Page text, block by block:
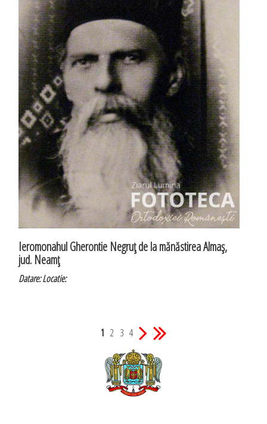
Ieromonahul Gherontie Negruţ de la mănăstirea Almaş,
jud. Neamţ
Datare:Locatie:
1 2 3 4